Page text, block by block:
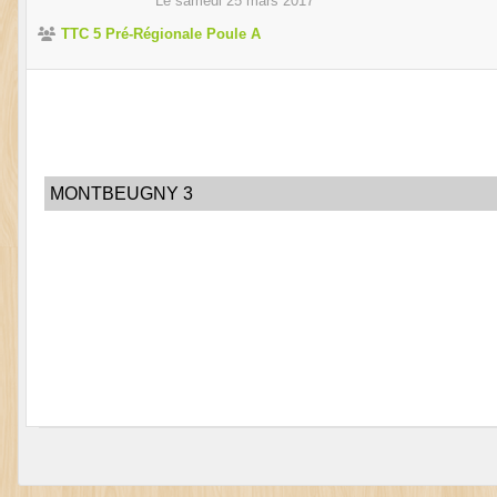
TTC 5 Pré-Régionale Poule A
MONTBEUGNY 3